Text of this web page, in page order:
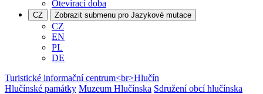
Otevírací doba
CZ Zobrazit submenu pro Jazykové mutace
CZ
EN
PL
DE
Turistické informační centrum<br>Hlučín
Hlučínské památky Muzeum Hlučínska Sdružení obcí hlučínska